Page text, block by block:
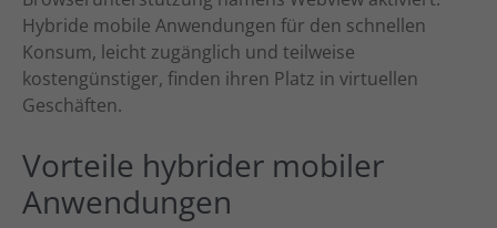
Hybride mobile Anwendungen für den schnellen
Konsum, leicht zugänglich und teilweise
kostengünstiger, finden ihren Platz in virtuellen
Geschäften.
Vorteile hybrider mobiler
Anwendungen